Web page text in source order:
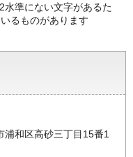
水準にない文字があるた
るものがあります
和区高砂三丁目15番1